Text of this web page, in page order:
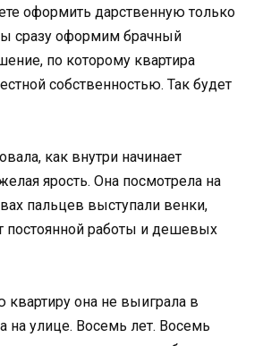
оформить дарственную только
сразу оформим брачный
по которому квартира
собственностью. Так будет
как внутри начинает
ярость. Она посмотрела на
пальцев выступали венки,
постоянной работы и дешевых
квартиру она не выиграла в
на улице. Восемь лет. Восемь